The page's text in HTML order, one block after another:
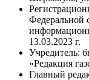
Федеральной
13.03.2023 г.
Учредитель:
«Редакция
Главный